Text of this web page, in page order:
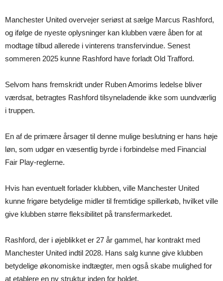
Manchester United overvejer seriøst at sælge Marcus Rashford,
og ifølge de nyeste oplysninger kan klubben være åben for at
modtage tilbud allerede i vinterens transfervindue. Senest
sommeren 2025 kunne Rashford have forladt Old Trafford.
Selvom hans fremskridt under Ruben Amorims ledelse bliver
værdsat, betragtes Rashford tilsyneladende ikke som uundværlig
i truppen.
En af de primære årsager til denne mulige beslutning er hans høje
løn, som udgør en væsentlig byrde i forbindelse med Financial
Fair Play-reglerne.
Hvis han eventuelt forlader klubben, ville Manchester United
kunne frigøre betydelige midler til fremtidige spillerkøb, hvilket ville
give klubben større fleksibilitet på transfermarkedet.
Rashford, der i øjeblikket er 27 år gammel, har kontrakt med
Manchester United indtil 2028. Hans salg kunne give klubben
betydelige økonomiske indtægter, men også skabe mulighed for
at etablere en ny struktur inden for holdet.